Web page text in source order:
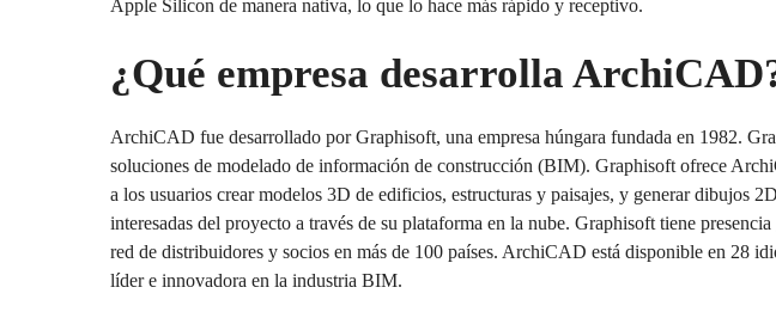
Apple Silicon de manera nativa, lo que lo hace más rápido y receptivo.
¿Qué empresa desarrolla
ArchiCAD fue desarrollado por Graphisoft, una empresa húngara fundada en 1982.
soluciones de modelado de información de construcción (BIM). Graphisoft ofrece
a los usuarios crear modelos 3D de edificios, estructuras y paisajes, y generar dibujos
interesadas del proyecto a través de su plataforma en la nube. Graphisoft tiene
red de distribuidores y socios en más de 100 países. ArchiCAD está disponible en 28
líder e innovadora en la industria BIM.